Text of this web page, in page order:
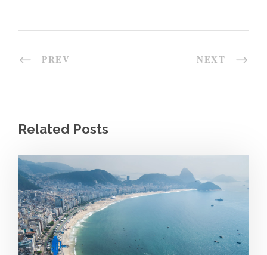
PREV NEXT
Related Posts